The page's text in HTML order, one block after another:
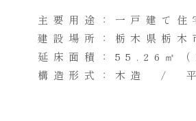
主要用途：一戸建て住
建設場所：栃木県栃木
延床面積：55.26㎡（
構造形式：木造 /